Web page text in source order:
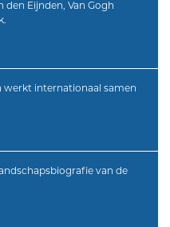
den Eijnden, Van Gogh
internationaal samen
van de